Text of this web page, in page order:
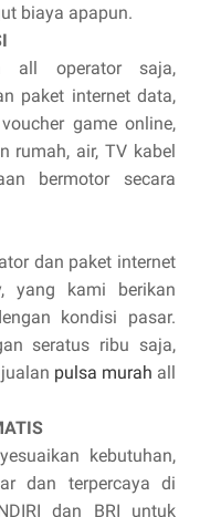
biaya apapun.
all operator saja,
paket internet data,
game online,
rumah, air, TV kabel
bermotor secara
dan paket internet
yang kami berikan
kondisi pasar.
seratus ribu saja,
pulsa murah all
kebutuhan,
dan terpercaya di
dan BRI untuk